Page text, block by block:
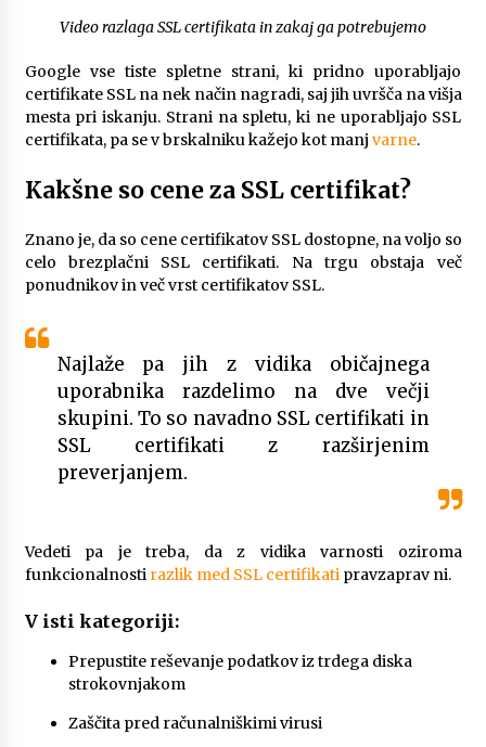
Video razlaga SSL certifikata in zakaj ga potrebujemo
Google vse tiste spletne strani, ki pridno uporabljajo
certifikate SSL na nek način nagradi, saj jih uvršča na višja
mesta pri iskanju. Strani na spletu, ki ne uporabljajo SSL
certifikata, pa se v brskalniku kažejo kot manj varne.
Kakšne so cene za SSL certifikat?
Znano je, da so cene certifikatov SSL dostopne, na voljo so
celo brezplačni SSL certifikati. Na trgu obstaja več
ponudnikov in več vrst certifikatov SSL.
Najlaže pa jih z vidika običajnega
uporabnika razdelimo na dve večji
skupini. To so navadno SSL certifikati in
SSL certifikati z razširjenim
preverjanjem.
Vedeti pa je treba, da z vidika varnosti oziroma
funkcionalnosti razlik med SSL certifikatipravzaprav ni.
V isti kategoriji:
Prepustite reševanje podatkov iz trdega diska
strokovnjakom
Zaščita pred računalniškimi virusi